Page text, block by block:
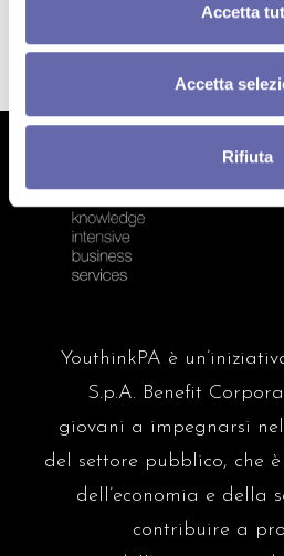
Accetta
Accetta
Rifiuta
YouthinkPA è
S.p.A. Benefit
giovani a impegnarsi
del settore pubblico, che
dell’economia e della
contribuire a